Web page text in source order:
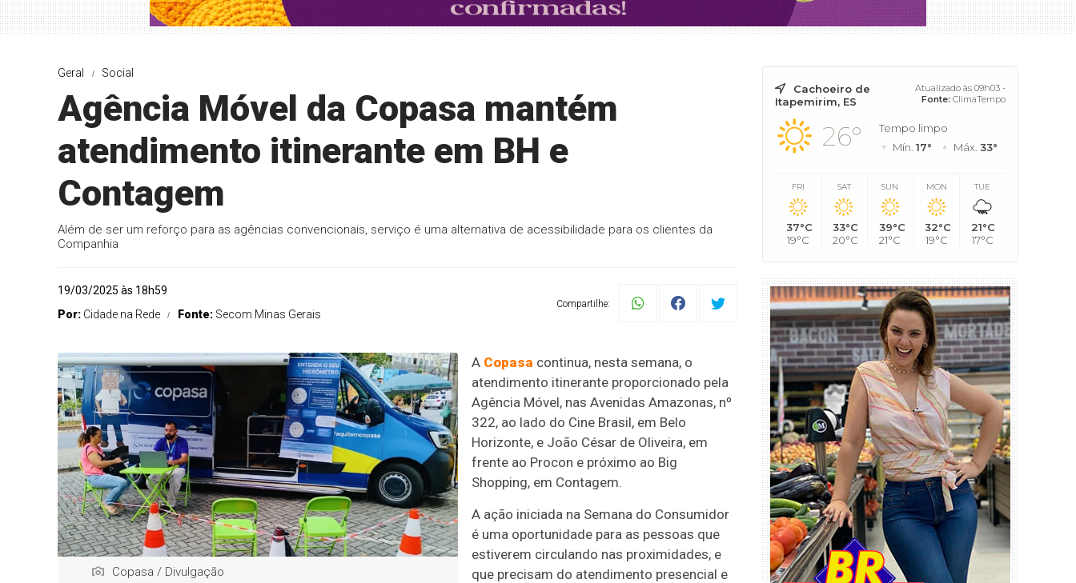
Geral Social
Agência Móvel da Copasa mantém
atendimento itinerante em BH e
Contagem
Além de ser um reforço para as agências convencionais, serviço é uma alternativa de acessibilidade para os clientes da
Companhia
19/03/2025 às 18h59
Por: Cidade na Rede Fonte: Secom Minas Gerais
Compartilhe:
Copasa / Divulgação
A Copasa continua, nesta semana, o
atendimento itinerante proporcionado pela
Agência Móvel, nas Avenidas Amazonas, nº
322, ao lado do Cine Brasil, em Belo
Horizonte, e João César de Oliveira, em
frente ao Procon e próximo ao Big
Shopping, em Contagem.
A ação iniciada na Semana do Consumidor
é uma oportunidade para as pessoas que
estiverem circulando nas proximidades, e
que precisam do atendimento presencial e
Cachoeiro de
Itapemirim, ES
Atualizado às 09h03 -
Fonte: ClimaTempo
26°
Tempo limpo
Mín. 17° Máx. 33°
FRI
37°C
19°C
SAT
33°C
20°C
SUN
39°C
21°C
MON
32°C
19°C
TUE
21°C
17°C